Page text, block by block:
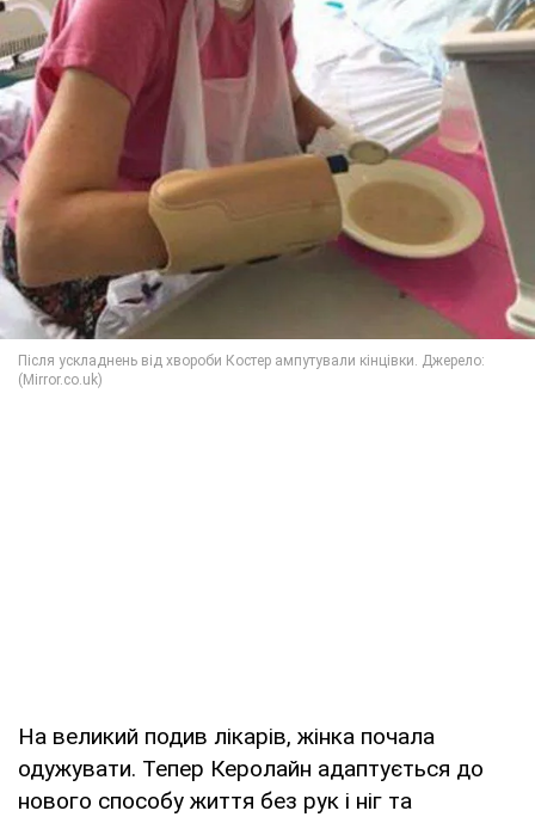
На великий подив лікарів, жінка почала
одужувати. Тепер Керолайн адаптується до
нового способу життя без рук і ніг та